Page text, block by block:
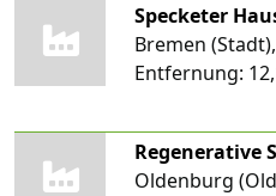
Specketer
Bremen
Entfernung:
Regenerative
Oldenburg